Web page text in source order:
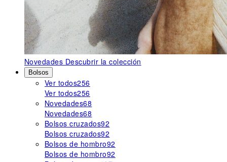
Novedades Descubrir la colección
Bolsos
Ver todos256
Ver todos256
Novedades68
Novedades68
Bolsos cruzados92
Bolsos cruzados92
Bolsos de hombro92
Bolsos de hombro92